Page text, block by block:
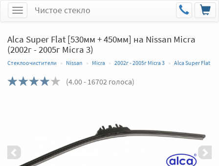
МенюЧистое стекло
Alca Super Flat [530мм + 450мм] на Nissan Micra
(2002г - 2005г Micra 3)
Стеклоочистители Nissan Micra 2002г - 2005г Micra 3 Alca Super Flat
(4.00- 16702 голоса)